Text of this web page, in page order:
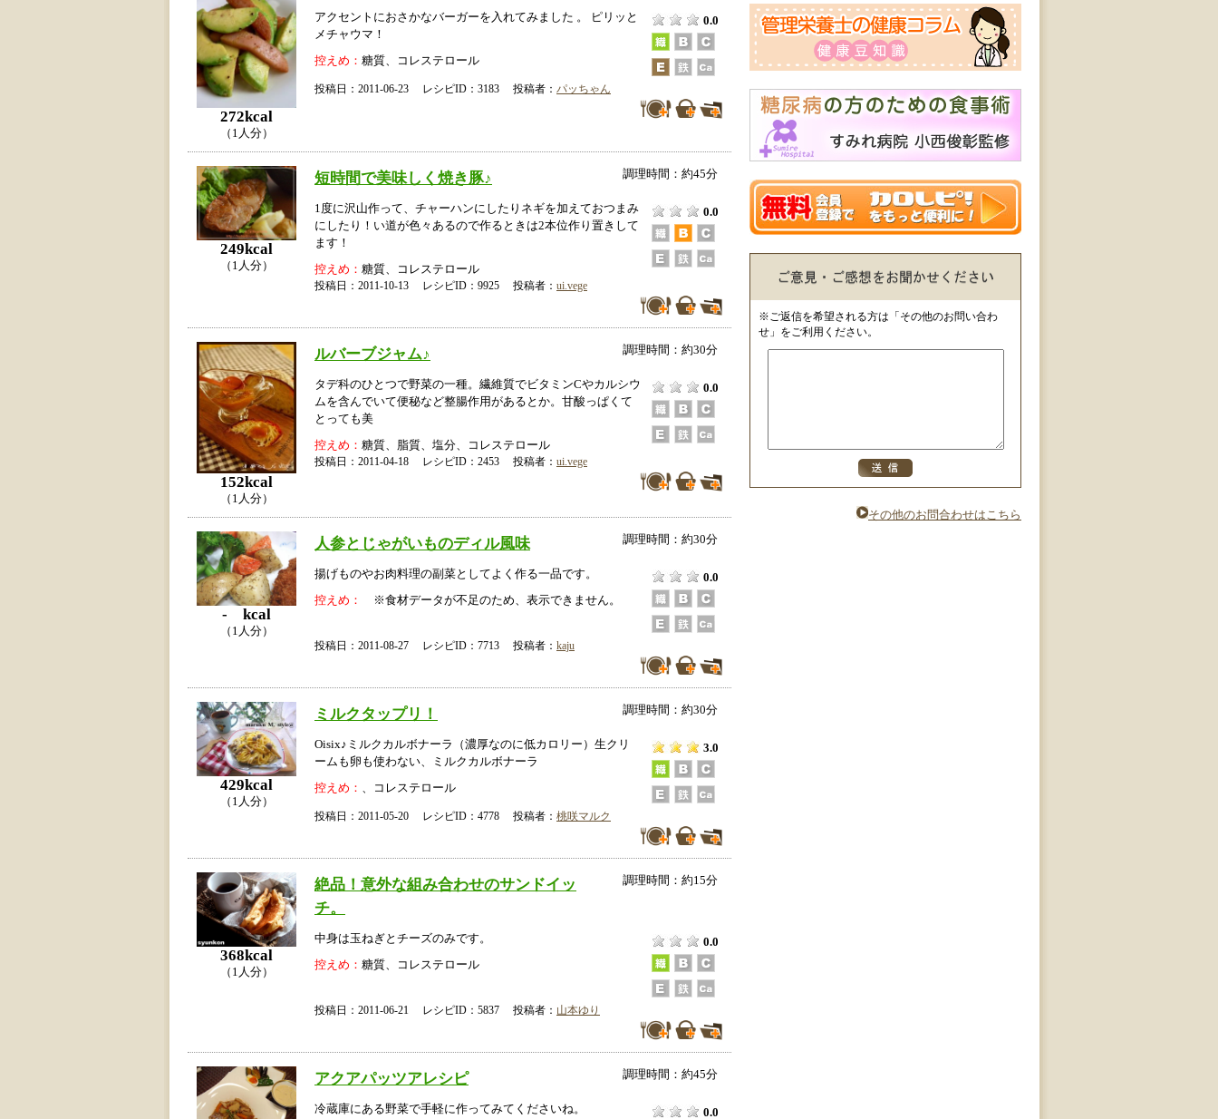
272kcal
（1人分）
アクセントにおさかなバーガーを入れてみました 。 ピリッと
メチャウマ！
0.0
控えめ： 糖質、コレステロール
投稿日：2011-06-23 レシピID：3183 投稿者： パッちゃん
249kcal
（1人分）
短時間で美味しく焼き豚♪ 調理時間：約45分
1度に沢山作って、チャーハンにしたりネギを加えておつまみ
にしたり！い道が色々あるので作るときは2本位作り置きして
ます！
0.0
控えめ： 糖質、コレステロール
投稿日：2011-10-13 レシピID：9925 投稿者： ui.vege
152kcal
（1人分）
ルバーブジャム♪ 調理時間：約30分
タデ科のひとつで野菜の一種。繊維質でビタミンCやカルシウ
ムを含んでいて便秘など整腸作用があるとか。甘酸っぱくて
とっても美
0.0
控えめ： 糖質、脂質、塩分、コレステロール
投稿日：2011-04-18 レシピID：2453 投稿者： ui.vege
- kcal
（1人分）
人参とじゃがいものディル風味 調理時間：約30分
揚げものやお肉料理の副菜としてよく作る一品です。
0.0
控えめ：
※食材データが不足のため、表示できません。
投稿日：2011-08-27 レシピID：7713 投稿者： kaju
429kcal
（1人分）
ミルクタップリ！ 調理時間：約30分
Oisix♪ミルクカルボナーラ（濃厚なのに低カロリー）生クリ
ームも卵も使わない、ミルクカルボナーラ
3.0
控えめ： 、コレステロール
投稿日：2011-05-20 レシピID：4778 投稿者： 桃咲マルク
368kcal
（1人分）
絶品！意外な組み合わせのサンドイッ
チ。
調理時間：約15分
中身は玉ねぎとチーズのみです。
0.0
控えめ： 糖質、コレステロール
投稿日：2011-06-21 レシピID：5837 投稿者： 山本ゆり
アクアパッツアレシピ 調理時間：約45分
冷蔵庫にある野菜で手軽に作ってみてくださいね。 0.0
※ご返信を希望される方は「その他のお問い合わ
せ」をご利用ください。
その他のお問合わせはこちら